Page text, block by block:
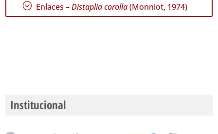
; Enlaces –Distaplia corolla(Monniot, 1974)
Institucional